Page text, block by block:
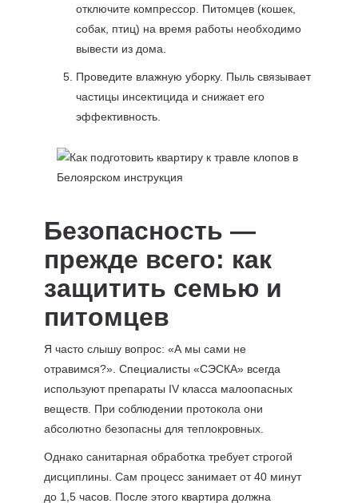
отключите компрессор. Питомцев (кошек,
собак, птиц) на время работы необходимо
вывести из дома.
Проведите влажную уборку. Пыль связывает
частицы инсектицида и снижает его
эффективность.
Безопасность —
прежде всего: как
защитить семью и
питомцев
Я часто слышу вопрос: «А мы сами не
отравимся?». Специалисты «СЭСКА» всегда
используют препараты IV класса малоопасных
веществ. При соблюдении протокола они
абсолютно безопасны для теплокровных.
Однако санитарная обработка требует строгой
дисциплины. Сам процесс занимает от 40 минут
до 1,5 часов. После этого квартира должна